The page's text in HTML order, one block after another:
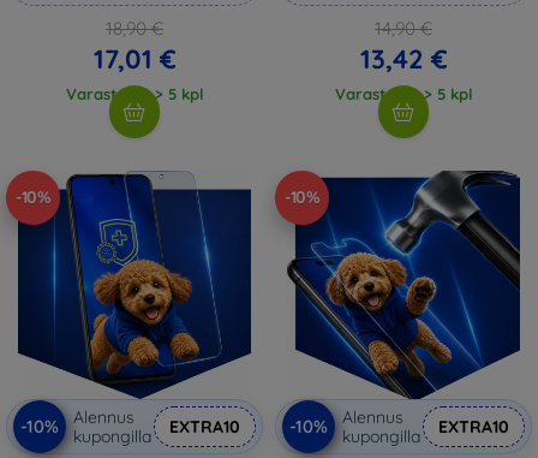
18,90 €
17,01 €
Varastossa > 5 kpl
14,90 €
13,42 €
Varastossa > 5 kpl
-10%
-10%
Alennus
kupongilla
EXTRA10
-10%
-10%
Alennus
kupongilla
EXTRA10